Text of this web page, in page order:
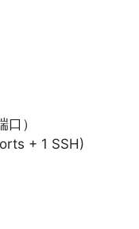
）
+ 1 SSH)